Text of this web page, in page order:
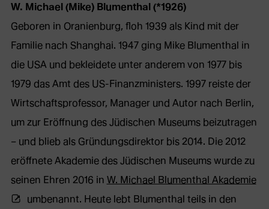
W. Michael (Mike) Blumenthal (*1926)
Geboren in Oranienburg, floh 1939 als Kind mit der
Familie nach Shanghai. 1947 ging Mike Blumenthal in
die USA und bekleidete unter anderem von 1977 bis
1979 das Amt des US-Finanzministers. 1997 reiste der
Wirtschaftsprofessor, Manager und Autor nach Berlin,
um zur Eröffnung des Jüdischen Museums beizutragen
– und blieb als Gründungsdirektor bis 2014. Die 2012
eröffnete Akademie des Jüdischen Museums wurde zu
seinen Ehren 2016 in W. Michael Blumenthal Akademie
umbenannt. Heute lebt Blumenthal teils in den